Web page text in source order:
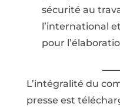
sécurité au
l’international
pour
L’intégralité du
presse est